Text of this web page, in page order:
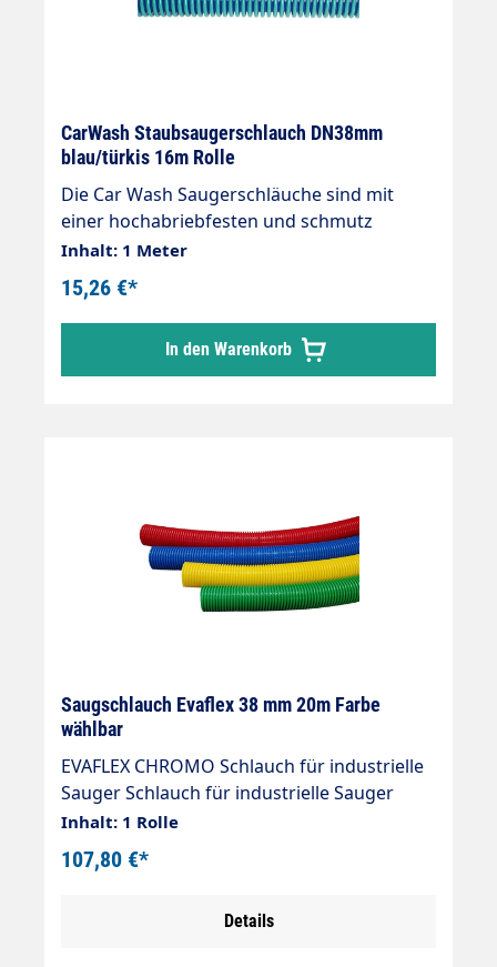
CarWash Staubsaugerschlauch DN38mm
blau/türkis 16m Rolle
Die Car Wash Saugerschläuche sind mit
einer hochabriebfesten und schmutz
unempfindlichen Kunststoff Spirale (Non
Marking) versehen. Ideal für SB-Sauger.»
Extrem leichter und hochflexibler Aufbau»
Innen glatt für geringe Druckverluste»
Ausgezeichnete Rückstelleigenschaften bei
starker radialer Verformung» UV- und
Inhalt: 1 Meter
15,26 €*
In den Warenkorb
Saugschlauch Evaflex 38 mm 20m Farbe
wählbar
EVAFLEX CHROMO Schlauch für industrielle
Sauger Schlauch für industrielle Sauger
EVAFLEX – Innen-Durchmesser: 38 mm.
Dieses Produkt wurde für optimale
Haltbarkeit und Leistung entwickelt und
eingebaute Spannungen, was es zu einer
Inhalt: 1 Rolle
107,80 €*
Details